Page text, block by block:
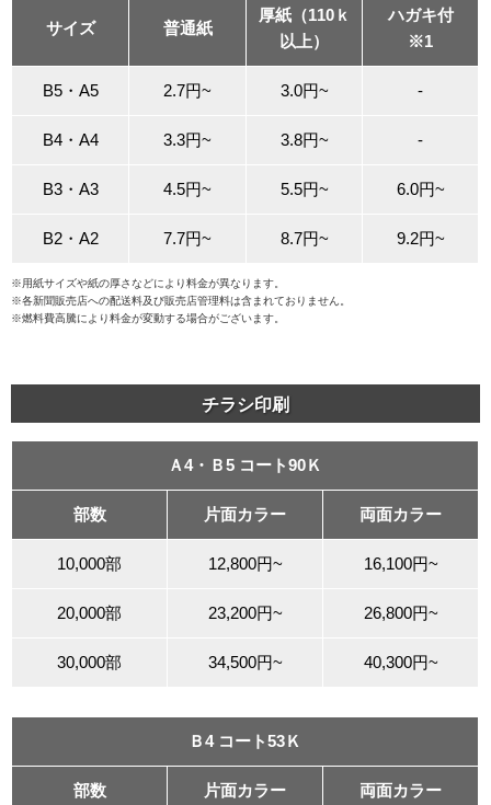
サイズ 普通紙
厚紙（110ｋ
以上）
ハガキ付
※1
B5・A5 2.7円~ 3.0円~ -
B4・A4 3.3円~ 3.8円~ -
B3・A3 4.5円~ 5.5円~ 6.0円~
B2・A2 7.7円~ 8.7円~ 9.2円~
※用紙サイズや紙の厚さなどにより料金が異なります。
※各新聞販売店への配送料及び販売店管理料は含まれておりません。
※燃料費高騰により料金が変動する場合がございます。
チラシ印刷
Ａ4・Ｂ5 コート90Ｋ
部数 片面カラー 両面カラー
10,000部 12,800円~ 16,100円~
20,000部 23,200円~ 26,800円~
30,000部 34,500円~ 40,300円~
Ｂ4 コート53Ｋ
部数 片面カラー 両面カラー